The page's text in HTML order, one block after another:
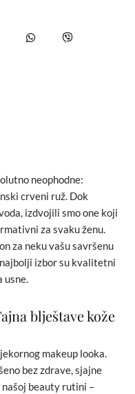
neophodne:
crveni ruž. Dok
izdvojili smo one koji
za svaku ženu.
za neku vašu savršenu
izbor su kvalitetni
usne.
blještave kože
makeup looka.
bez zdrave, sjajne
našoj beauty rutini –